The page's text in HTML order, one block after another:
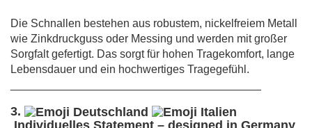
Die Schnallen bestehen aus robustem, nickelfreiem Metall
wie Zinkdruckguss oder Messing und werden mit großer
Sorgfalt gefertigt. Das sorgt für hohen Tragekomfort, lange
Lebensdauer und ein hochwertiges Tragegefühl.
3.
Individuelles Statement – designed in Germany